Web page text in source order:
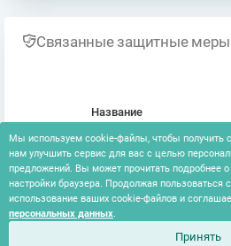
Связанные защитные меры
Название
C
51 / 233
Ведение реестра
Вручную
16.03.2022
Мы используем cookie-файлы, чтобы получить
нам улучшить сервис для вас с целью
предложений. Вы может прочитать подробнее о
настройки браузера. Продолжая пользоваться
использование ваших cookie-файлов и
персональных данных.
Принять